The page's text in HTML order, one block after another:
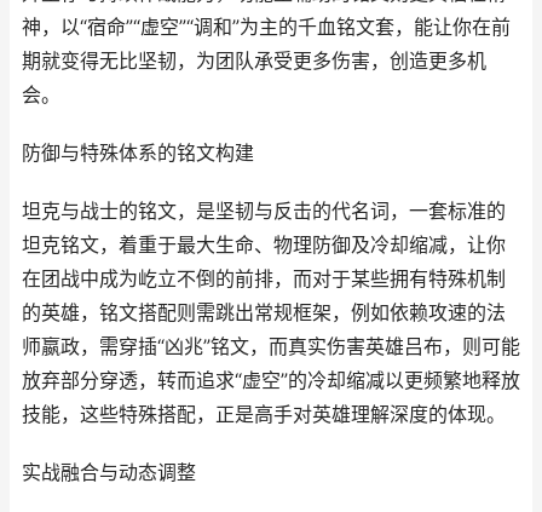
神，以“宿命”“虚空”“调和”为主的千血铭文套，能让你在前
期就变得无比坚韧，为团队承受更多伤害，创造更多机
会。
防御与特殊体系的铭文构建
坦克与战士的铭文，是坚韧与反击的代名词，一套标准的
坦克铭文，着重于最大生命、物理防御及冷却缩减，让你
在团战中成为屹立不倒的前排，而对于某些拥有特殊机制
的英雄，铭文搭配则需跳出常规框架，例如依赖攻速的法
师嬴政，需穿插“凶兆”铭文，而真实伤害英雄吕布，则可能
放弃部分穿透，转而追求“虚空”的冷却缩减以更频繁地释放
技能，这些特殊搭配，正是高手对英雄理解深度的体现。
实战融合与动态调整